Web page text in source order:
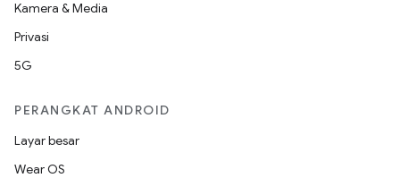
Kamera & Media
Privasi
5G
PERANGKAT ANDROID
Layar besar
Wear OS